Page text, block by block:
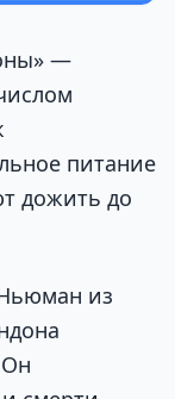
—
питание
дожить до
из